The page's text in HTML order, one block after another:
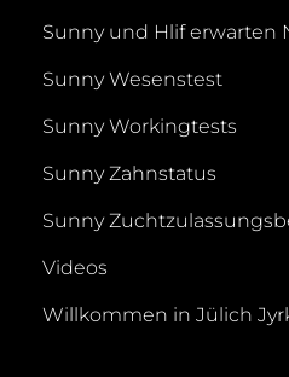
Sunny und Hlif erwarten
Sunny Wesenstest
Sunny Workingtests
Sunny Zahnstatus
Sunny
Videos
Willkommen in Jülich